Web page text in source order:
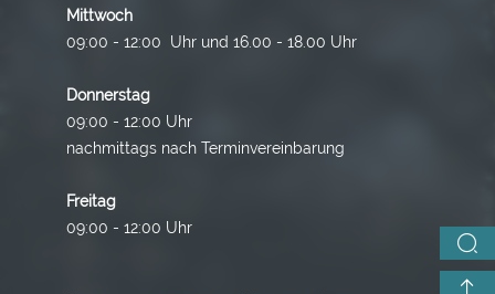
Mittwoch
09:00 - 12:00 Uhr und 16.00 - 18.00 Uhr
Donnerstag
09:00 - 12:00 Uhr
nachmittags nach Terminvereinbarung
Freitag
09:00 - 12:00 Uhr